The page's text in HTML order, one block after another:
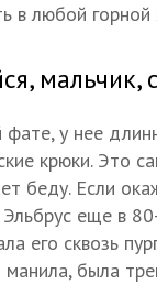
в любой горной
мальчик,
у нее
крюки. Это
беду. Если
еще в
его сквозь
была